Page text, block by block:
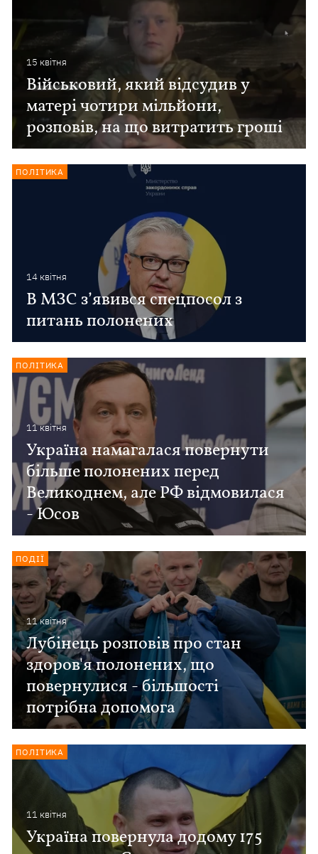
15 квiтня
Військовий, який відсудив у
матері чотири мільйони,
розповів, на що витратить гроші
14 квiтня
В МЗС з’явився спецпосол з
питань полонених
ПОЛІТИКА
11 квiтня
Україна намагалася повернути
більше полонених перед
Великоднем, але РФ відмовилася
- Юсов
ПОЛІТИКА
11 квiтня
Лубінець розповів про стан
здоров'я полонених, що
повернулися - більшості
потрібна допомога
ПОДІЇ
11 квiтня
Україна повернула додому 175
ПОЛІТИКА